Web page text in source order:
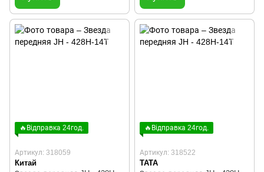
🔥Відправка 24год.
Артикул: 318059
Китай
🔥Відправка 24год.
Артикул: 318522
TATA